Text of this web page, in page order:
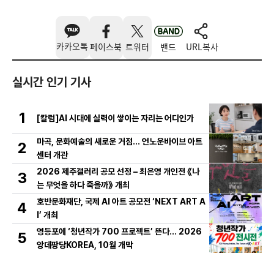
카카오톡 페이스북 트위터 밴드 URL복사
실시간 인기 기사
1 [칼럼]AI 시대에 실력이 쌓이는 자리는 어디인가
2
마곡, 문화예술의 새로운 거점… 언노운바이브 아트
센터 개관
3
2026 제주갤러리 공모 선정 – 최은영 개인전 《나
는 무엇을 하다 죽을까》 개최
4
호반문화재단, 국제 AI 아트 공모전 ‘NEXT ART A
I’ 개최
5
영등포에 ‘청년작가 700 프로젝트’ 뜬다… 2026
앙데팡당KOREA, 10월 개막